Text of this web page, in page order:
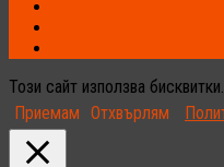
Този сайт използва
Приемам Отхвърлям